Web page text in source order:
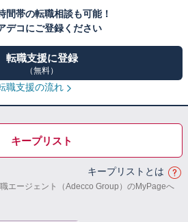
間帯の転職相談も可能！
デコにご登録ください
転職支援に登録
（無料）
職支援の流れ
キープリスト
キープリストとは
エージェント（Adecco Group）のMyPageへ